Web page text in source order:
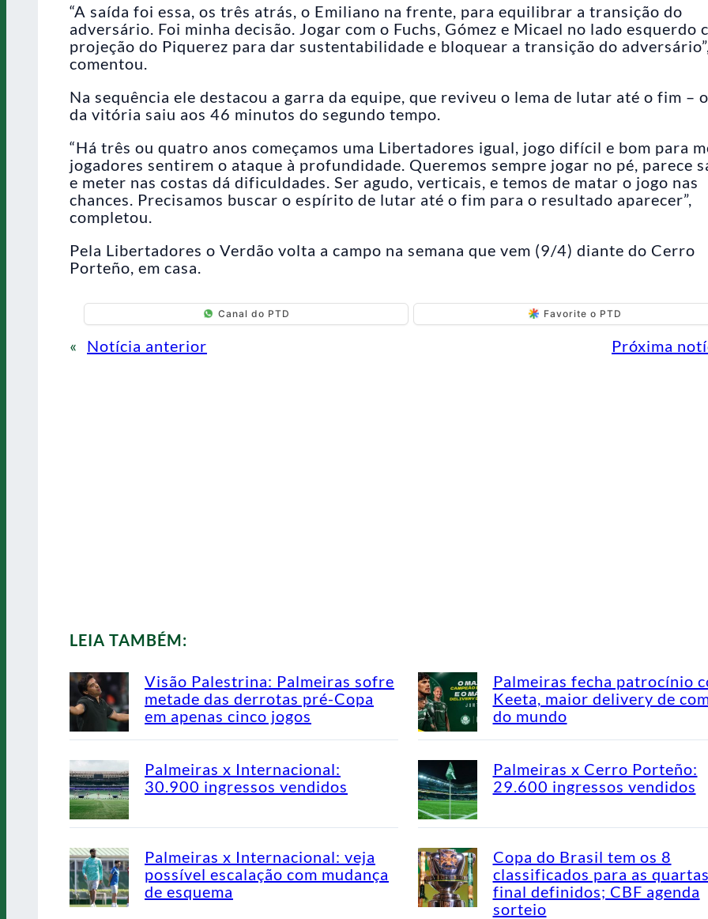
“A saída foi essa, os três atrás, o Emiliano na frente, para equilibrar a transição do
adversário. Foi minha decisão. Jogar com o Fuchs, Gómez e Micael no lado esquerdo
projeção do Piquerez para dar sustentabilidade e bloquear a transição do
comentou.
Na sequência ele destacou a garra da equipe, que reviveu o lema de lutar até o fim –
da vitória saiu aos 46 minutos do segundo tempo.
“Há três ou quatro anos começamos uma Libertadores igual, jogo difícil e bom para
jogadores sentirem o ataque à profundidade. Queremos sempre jogar no pé, parece
e meter nas costas dá dificuldades. Ser agudo, verticais, e temos de matar o jogo nas
chances. Precisamos buscar o espírito de lutar até o fim para o resultado aparecer”,
completou.
Pela Libertadores o Verdão volta a campo na semana que vem (9/4) diante do Cerro
Porteño, em casa.
Canal do PTD Favorite o PTD
« Notícia anterior Próxima
LEIA TAMBÉM:
Visão Palestrina: Palmeiras sofre
metade das derrotas pré-Copa
em apenas cinco jogos
Palmeiras fecha patrocínio
Keeta, maior delivery de
do mundo
Palmeiras x Internacional:
30.900 ingressos vendidos
Palmeiras x Cerro Porteño:
29.600 ingressos vendidos
Palmeiras x Internacional: veja
possível escalação com mudança
de esquema
Copa do Brasil tem os 8
classificados para as
final definidos; CBF agenda
sorteio